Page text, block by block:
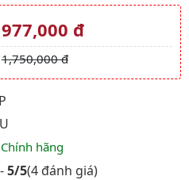
mãi
977,000 đ
1,750,000 đ
Chính hãng
-5/5(4 đánh giá)